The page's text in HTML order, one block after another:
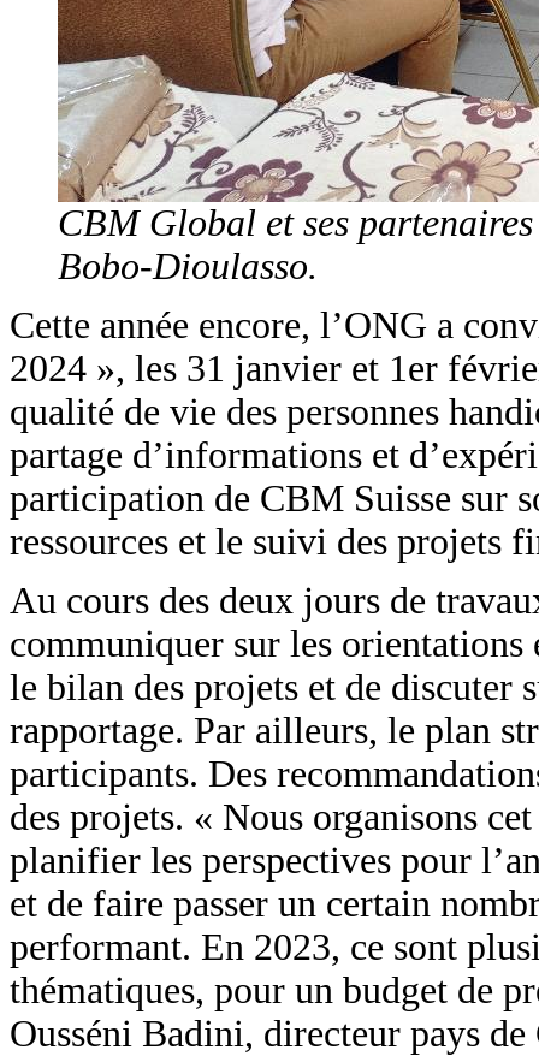
CBM Global et ses
Bobo-Dioulasso.
Cette année encore, l’ONG a
2024 », les 31 janvier et 1er
qualité de vie des personnes
partage d’informations et
participation de CBM Suisse sur
ressources et le suivi des projets
Au cours des deux jours de
communiquer sur les orientations
le bilan des projets et de discuter
rapportage. Par ailleurs, le plan
participants. Des
des projets. « Nous organisons
planifier les perspectives pour
et de faire passer un certain
performant. En 2023, ce sont
thématiques, pour un budget de
Ousséni Badini, directeur pays